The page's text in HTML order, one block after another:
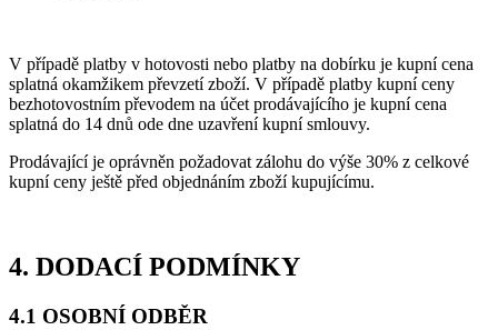
V případě platby v hotovosti nebo platby na dobírku je kupní cena
splatná okamžikem převzetí zboží. V případě platby kupní ceny
bezhotovostním převodem na účet prodávajícího je kupní cena
splatná do 14 dnů ode dne uzavření kupní smlouvy.
Prodávající je oprávněn požadovat zálohu do výše 30% z celkové
kupní ceny ještě před objednáním zboží kupujícímu.
4. DODACÍ PODMÍNKY
4.1 OSOBNÍ ODBĚR